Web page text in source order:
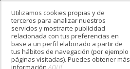
Utilizamos cookies propias y de
terceros para analizar nuestros
servicios y mostrarte publicidad
relacionada con tus preferencias en
base a un perfil elaborado a partir de
tus hábitos de navegación (por ejemplo
páginas visitadas). Puedes obtener más
información AQUÍ